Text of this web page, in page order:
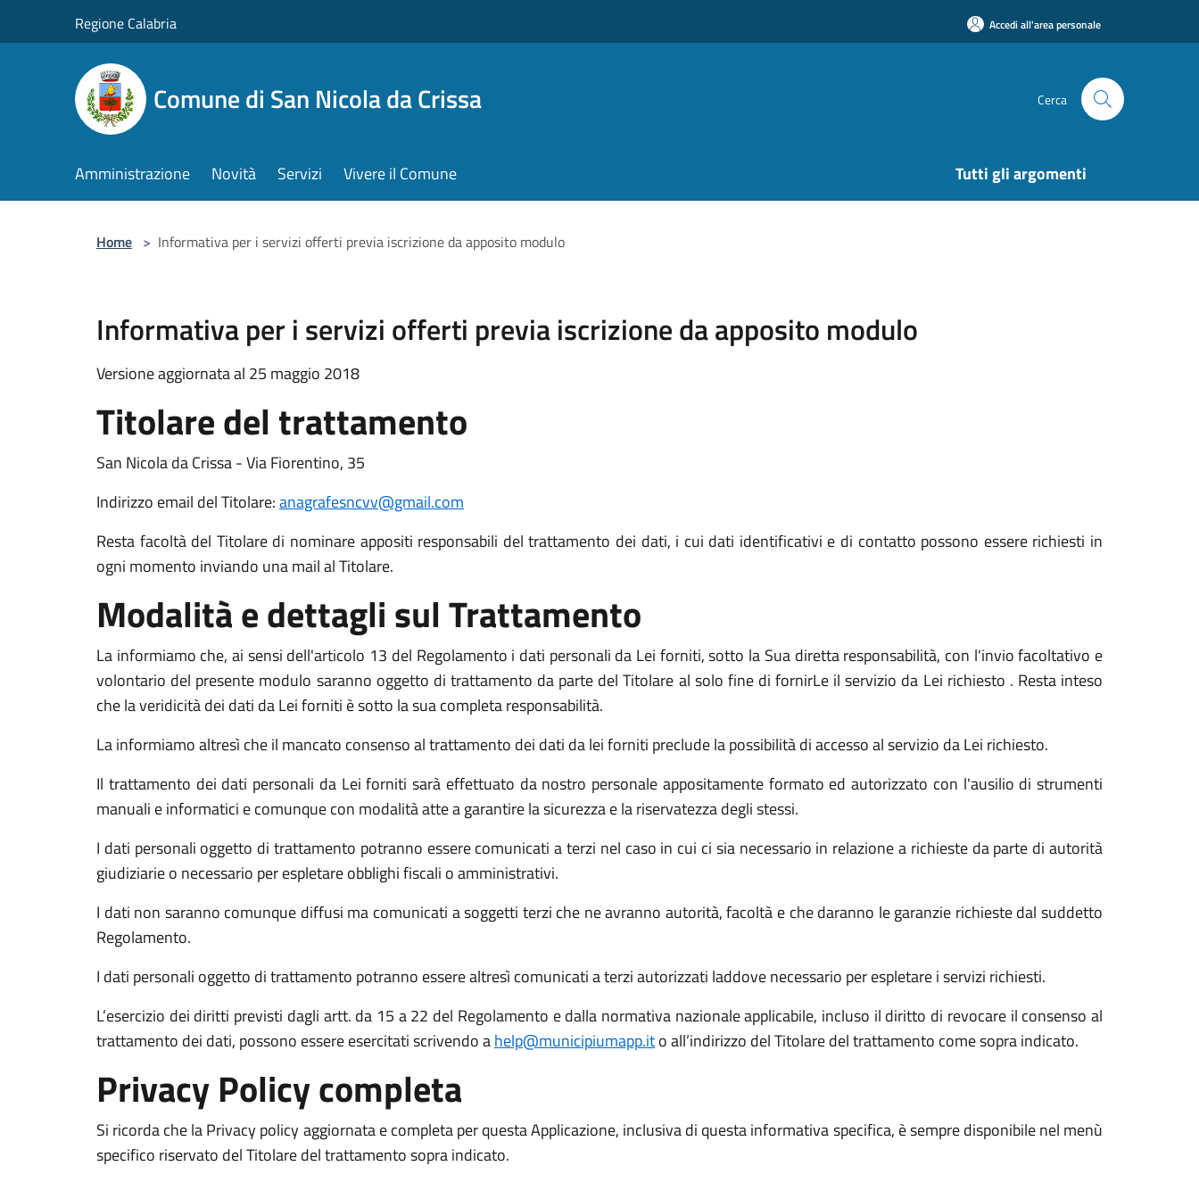
Regione Calabria Accedi all'area personale
Comune di San Nicola da Crissa Cerca
Amministrazione Novità Servizi Vivere il Comune Tutti gli argomenti
Home > Informativa per i servizi offerti previa iscrizione da apposito modulo
Informativa per i servizi offerti previa iscrizione da apposito modulo
Versione aggiornata al 25 maggio 2018
Titolare del trattamento
San Nicola da Crissa - Via Fiorentino, 35
Indirizzo email del Titolare:anagrafesncvv@gmail.com
Resta facoltà del Titolare di nominare appositi responsabili del trattamento dei dati, i cui dati identificativi e di contatto possono essere richiesti in
ogni momento inviando una mail al Titolare.
Modalità e dettagli sul Trattamento
La informiamo che, ai sensi dell'articolo 13 del Regolamento i dati personali da Lei forniti, sotto la Sua diretta responsabilità, con l'invio facoltativo e
volontario del presente modulo saranno oggetto di trattamento da parte del Titolare al solo fine di fornirLe il servizio da Lei richiesto . Resta inteso
che la veridicità dei dati da Lei forniti è sotto la sua completa responsabilità.
La informiamo altresì che il mancato consenso al trattamento dei dati da lei forniti preclude la possibilità di accesso al servizio da Lei richiesto.
Il trattamento dei dati personali da Lei forniti sarà effettuato da nostro personale appositamente formato ed autorizzato con l'ausilio di strumenti
manuali e informatici e comunque con modalità atte a garantire la sicurezza e la riservatezza degli stessi.
I dati personali oggetto di trattamento potranno essere comunicati a terzi nel caso in cui ci sia necessario in relazione a richieste da parte di autorità
giudiziarie o necessario per espletare obblighi fiscali o amministrativi.
I dati non saranno comunque diffusi ma comunicati a soggetti terzi che ne avranno autorità, facoltà e che daranno le garanzie richieste dal suddetto
Regolamento.
I dati personali oggetto di trattamento potranno essere altresì comunicati a terzi autorizzati laddove necessario per espletare i servizi richiesti.
L’esercizio dei diritti previsti dagli artt. da 15 a 22 del Regolamento e dalla normativa nazionale applicabile, incluso il diritto di revocare il consenso al
trattamento dei dati, possono essere esercitati scrivendo ahelp@municipiumapp.ito all’indirizzo del Titolare del trattamento come sopra indicato.
Privacy Policy completa
Si ricorda che la Privacy policy aggiornata e completa per questa Applicazione, inclusiva di questa informativa specifica, è sempre disponibile nel menù
specifico riservato del Titolare del trattamento sopra indicato.